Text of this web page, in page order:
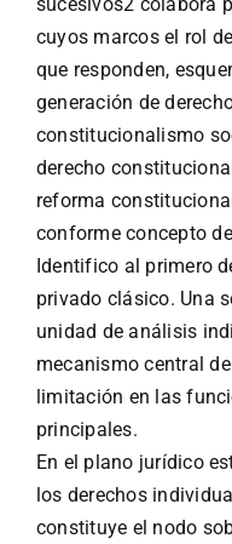
cuyos marcos el rol
que responden,
generación de
constitucionalismo
derecho
reforma
conforme concepto
Identifico al primero
privado clásico. Una
unidad de análisis
mecanismo central
limitación en las
principales.
En el plano jurídico
los derechos
constituye el nodo